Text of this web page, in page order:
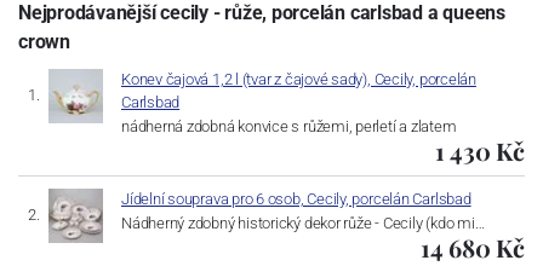
Nejprodávanější cecily - růže, porcelán carlsbad a queens
crown
Konev čajová 1,2 l (tvar z čajové sady), Cecily, porcelán
Carlsbad
nádherná zdobná konvice s růžemi, perletí a zlatem
1 430 Kč
Jídelní souprava pro 6 osob, Cecily, porcelán Carlsbad
Nádherný zdobný historický dekor růže - Cecily (kdo mi…
14 680 Kč